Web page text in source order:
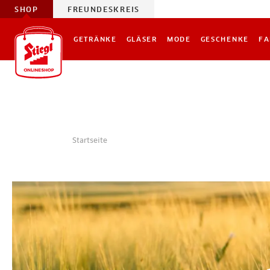
SHOP FREUNDESKREIS
GETRÄNKE GLÄSER MODE GESCHENKE
Startseite